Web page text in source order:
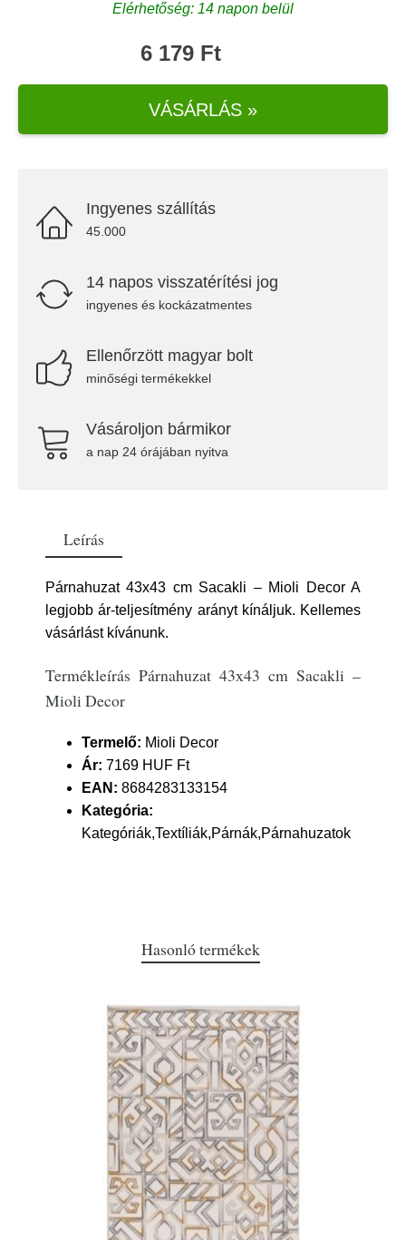
Elérhetőség: 14 napon belül
6 179 Ft
VÁSÁRLÁS »
Ingyenes szállítás
45.000
14 napos visszatérítési jog
ingyenes és kockázatmentes
Ellenőrzött magyar bolt
minőségi termékekkel
Vásároljon bármikor
a nap 24 órájában nyitva
Leírás
Párnahuzat 43x43 cm Sacakli – Mioli Decor A
legjobb ár-teljesítmény arányt kínáljuk. Kellemes
vásárlást kívánunk.
Termékleírás Párnahuzat 43x43 cm Sacakli –
Mioli Decor
Termelő: Mioli Decor
Ár: 7169 HUF Ft
EAN: 8684283133154
Kategória:
Kategóriák,Textíliák,Párnák,Párnahuzatok
Hasonló termékek